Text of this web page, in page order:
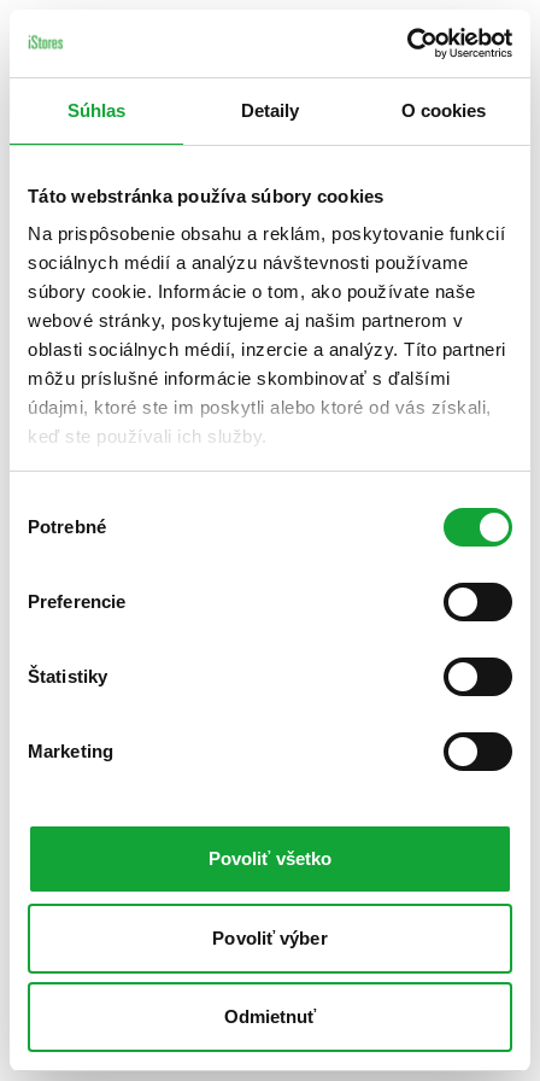
Súhlas Detaily O cookies
Táto webstránka používa súbory cookies
Na prispôsobenie obsahu a reklám, poskytovanie funkcií
sociálnych médií a analýzu návštevnosti používame
súbory cookie. Informácie o tom, ako používate naše
webové stránky, poskytujeme aj našim partnerom v
oblasti sociálnych médií, inzercie a analýzy. Títo partneri
môžu príslušné informácie skombinovať s ďalšími
údajmi, ktoré ste im poskytli alebo ktoré od vás získali,
keď ste používali ich služby.
súhlasu
Potrebné
Preferencie
Štatistiky
Marketing
Povoliť všetko
Povoliť výber
Odmietnuť